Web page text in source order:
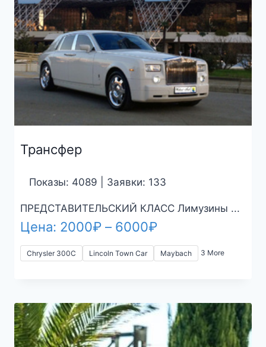
Трансфер
Показы: 4089 | Заявки: 133
ПРЕДСТАВИТЕЛЬСКИЙ КЛАСС Лимузины ...
Цена: 2000₽ – 6000₽Диапазон
цен:
6000₽
Chrysler 300C Lincoln Town Car Maybach 3 More